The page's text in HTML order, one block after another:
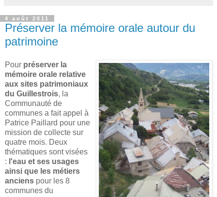
4 août 2011
Préserver la mémoire orale autour du
patrimoine
Pour préserver la
mémoire orale relative
aux sites patrimoniaux
du Guillestrois, la
Communauté de
communes a fait appel à
Patrice Paillard pour une
mission de collecte sur
quatre mois. Deux
thématiques sont visées
: l'eau et ses usages
ainsi que les métiers
anciens pour les 8
communes du